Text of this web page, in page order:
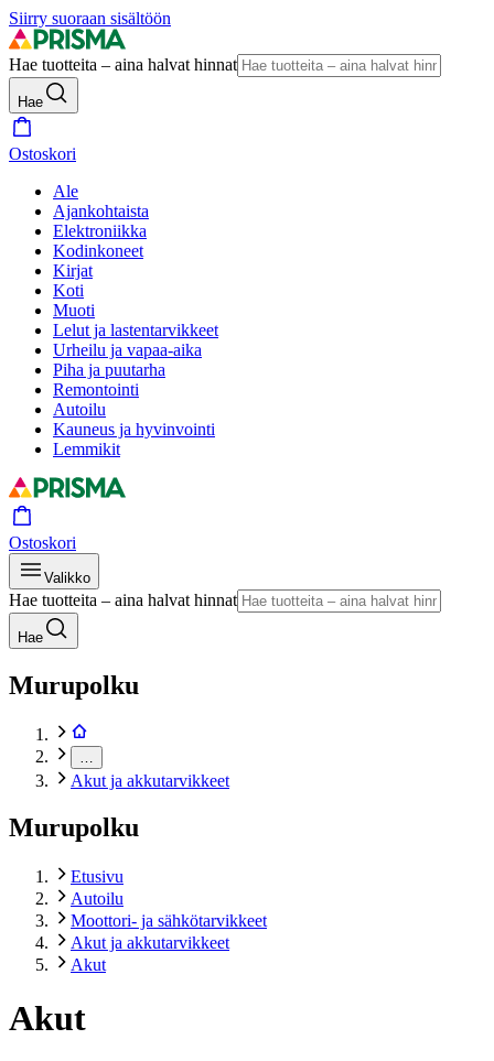
Siirry suoraan sisältöön
Hae tuotteita – aina halvat hinnat
Hae
Ostoskori
Ale
Ajankohtaista
Elektroniikka
Kodinkoneet
Kirjat
Koti
Muoti
Lelut ja lastentarvikkeet
Urheilu ja vapaa-aika
Piha ja puutarha
Remontointi
Autoilu
Kauneus ja hyvinvointi
Lemmikit
Ostoskori
Valikko
Hae tuotteita – aina halvat hinnat
Hae
Murupolku
Akut ja akkutarvikkeet
Murupolku
Etusivu
Autoilu
Moottori- ja sähkötarvikkeet
Akut ja akkutarvikkeet
Akut
Akut